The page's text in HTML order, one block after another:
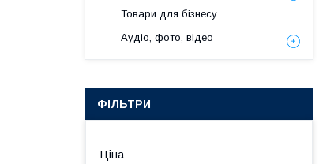
Товари для бізнесу
Аудіо, фото, відео
ФІЛЬТРИ
Ціна